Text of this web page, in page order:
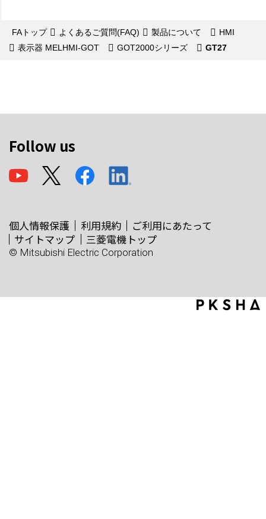
FAトップ よくあるご質問(FAQ) 製品について
HMI
表示器 MELHMI-GOT
GOT2000シリーズ GT27
Follow us
個人情報保護 利用規約
ご利用にあたって
サイトマップ
三菱電機トップ
© Mitsubishi Electric Corporation